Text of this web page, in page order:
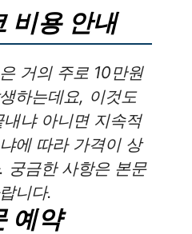
비용 안내
거의 주로 10만원
하는데요, 이것도
냐 아니면 지속적
에 따라 가격이 상
궁금한 사항은 본문
니다.
예약